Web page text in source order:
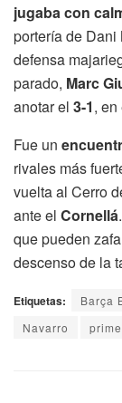
jugaba con
portería de Dani
defensa
parado, Marc
anotar el 3-1,
Fue un
rivales más
vuelta al Cerro
ante el Cornellá
que pueden
descenso de la
Etiquetas: Barça
Navarro